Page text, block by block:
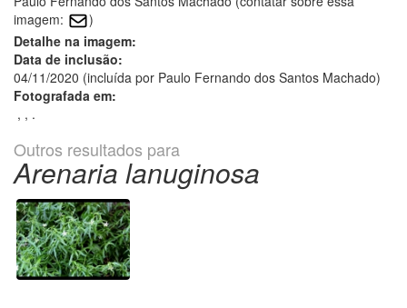
imagem:
)
Detalhe na imagem:
Data de inclusão:
04/11/2020 (incluída por Paulo Fernando dos Santos Machado)
Fotografada em:
, , .
Outros resultados para
Arenaria lanuginosa